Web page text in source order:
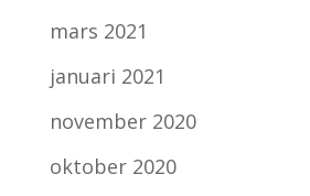
mars 2021
januari 2021
november 2020
oktober 2020